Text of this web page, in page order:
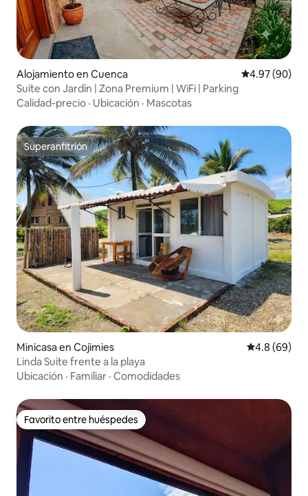
Alojamiento en Cuenca Calificación
4.97 (90)
Suite con Jardín | Zona Premium | WiFi | Parking
Calidad-precio · Ubicación · Mascotas
Superanfitrión
Superanfitrión
Minicasa en Cojimies Calificación
4.8 (69)
Linda Suite frente a la playa
Ubicación · Familiar · Comodidades
Favorito entre huéspedes
Favorito entre huéspedes